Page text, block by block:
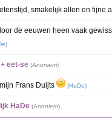
smakelijk allen en fijne
de eeuwen heen vaak
)
eet-se (Anoniem)
Frans Duijts (HaDe)
HaDe (Anoniem)